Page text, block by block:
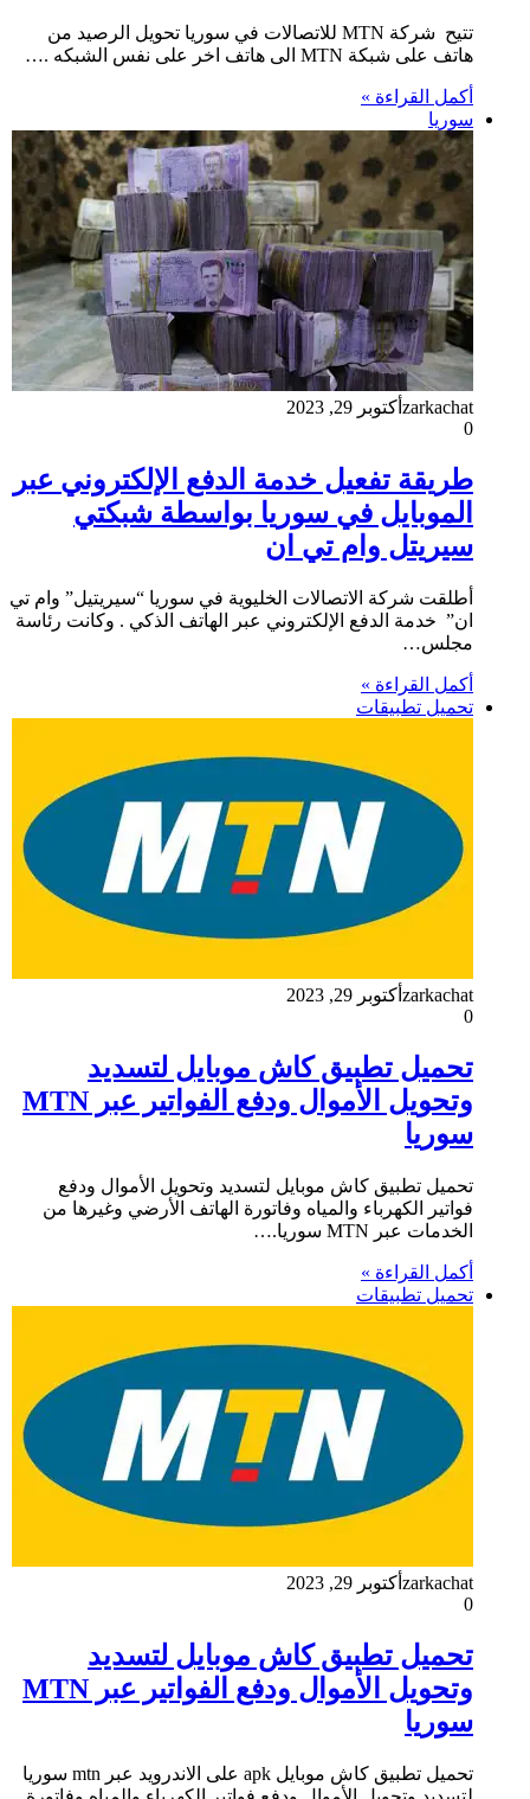
تتيح شركة MTN للاتصالات في سوريا تحويل الرصيد من
هاتف على شبكة MTN الى هاتف اخر على نفس الشبكه .…
أكمل القراءة »
سوريا
zarkachat أكتوبر 29, 2023
0
طريقة تفعيل خدمة الدفع الإلكتروني عبر
الموبايل في سوريا بواسطة شبكتي
سيريتل وام تي ان
أطلقت شركة الاتصالات الخليوية في سوريا “سيريتيل” وام تي
ان” خدمة الدفع الإلكتروني عبر الهاتف الذكي . وكانت رئاسة
مجلس…
أكمل القراءة »
تحميل تطبيقات
zarkachat أكتوبر 29, 2023
0
تحميل تطبيق كاش موبايل لتسديد
وتحويل الأموال ودفع الفواتير عبر MTN
سوريا
تحميل تطبيق كاش موبايل لتسديد وتحويل الأموال ودفع
فواتير الكهرباء والمياه وفاتورة الهاتف الأرضي وغيرها من
الخدمات عبر MTN سوريا.…
أكمل القراءة »
تحميل تطبيقات
zarkachat أكتوبر 29, 2023
0
تحميل تطبيق كاش موبايل لتسديد
وتحويل الأموال ودفع الفواتير عبر MTN
سوريا
تحميل تطبيق كاش موبايل apk على الاندرويد عبر mtn سوريا